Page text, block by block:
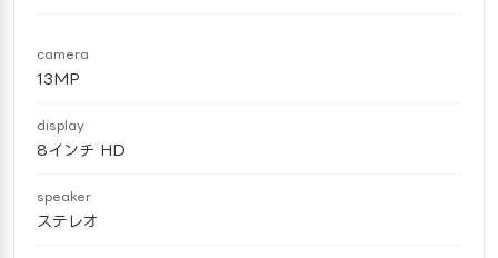
camera
13MP
display
8インチ HD
speaker
ステレオ